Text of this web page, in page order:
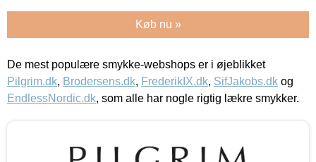
Køb nu »
De mest populære smykke-webshops er i øjeblikket
Pilgrim.dk, Brodersens.dk, FrederikIX.dk, SifJakobs.dk og
EndlessNordic.dk, som alle har nogle rigtig lækre smykker.